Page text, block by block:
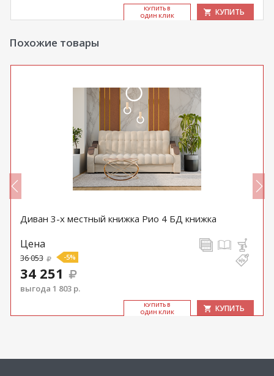
КУ­ПИТЬ В
ОДИН КЛИК
КУПИТЬ
Похожие товары
Диван 3-х местный книжка Рио 4 БД книжка
Цена
36 053 -5%
34 251
выгода 1 803 р.
КУ­ПИТЬ В
ОДИН КЛИК
КУПИТЬ